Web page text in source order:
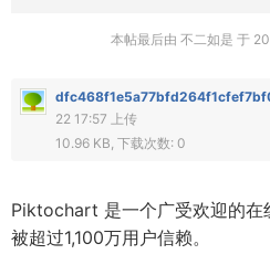
本帖最后由 不二如是 于
22 17:57 上传
10.96 KB, 下载次数: 0
Piktochart 是一个广受欢迎的在
被超过1,100万用户信赖。